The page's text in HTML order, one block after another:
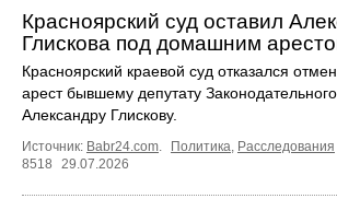
Красноярский суд оставил
Глискова под домашним
Красноярский краевой суд отказался
арест бывшему депутату
Александру Глискову.
Источник: Babr24.com. Политика, Расследования
8518
29.07.2026